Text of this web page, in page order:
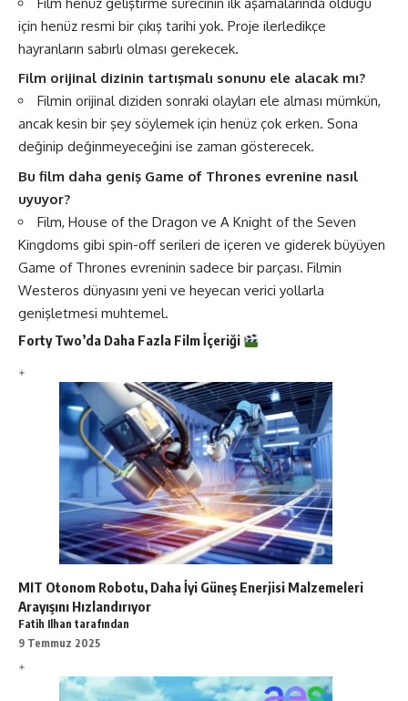
için henüz resmi bir çıkış tarihi yok. Proje ilerledikçe
hayranların sabırlı olması gerekecek.
Film orijinal dizinin tartışmalı sonunu ele alacak mı?
Filmin orijinal diziden sonraki olayları ele alması mümkün,
ancak kesin bir şey söylemek için henüz çok erken. Sona
değinip değinmeyeceğini ise zaman gösterecek.
Bu film daha geniş Game of Thrones evrenine nasıl
uyuyor?
Film, House of the Dragon ve A Knight of the Seven
Kingdoms gibi spin-off serileri de içeren ve giderek büyüyen
Game of Thrones evreninin sadece bir parçası. Filmin
Westeros dünyasını yeni ve heyecan verici yollarla
genişletmesi muhtemel.
Forty Two’da Daha Fazla Filmİçeriği
MIT Otonom Robotu, Daha İyi Güneş Enerjisi Malzemeleri
Arayışını Hızlandırıyor
Fatih Ilhan tarafından
9 Temmuz 2025